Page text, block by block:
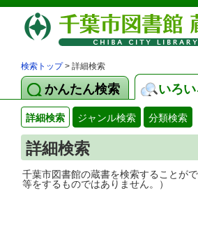
検索トップ> 詳細検索
かんたん検索 いろ
詳細検索 ジャンル検索 分類検索
詳細検索
千葉市図書館の蔵書を検
等をするものではありません。）